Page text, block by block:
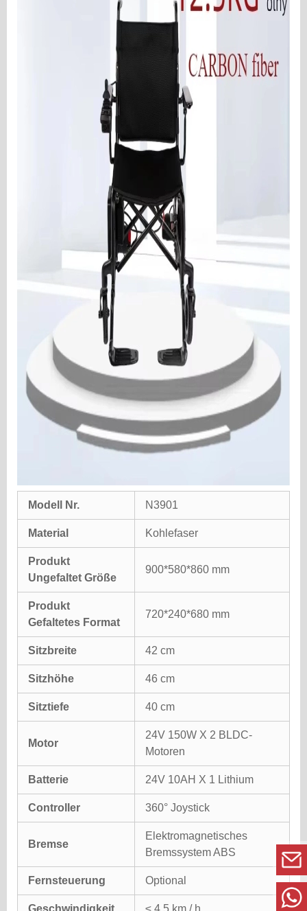
Modell Nr. N3901
Material Kohlefaser
Produkt
Ungefaltet Größe
900*580*860 mm
Produkt
Gefaltetes Format
720*240*680 mm
Sitzbreite 42 cm
Sitzhöhe 46 cm
Sitztiefe 40 cm
Motor
24V 150W X 2 BLDC-
Motoren
Batterie 24V 10AH X 1 Lithium
Controller 360° Joystick
Bremse
Elektromagnetisches
Bremssystem ABS
Fernsteuerung Optional
Geschwindigkeit ≤ 4,5 km / h